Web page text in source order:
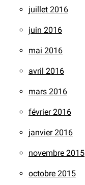
juillet 2016
juin 2016
mai 2016
avril 2016
mars 2016
février 2016
janvier 2016
novembre 2015
octobre 2015